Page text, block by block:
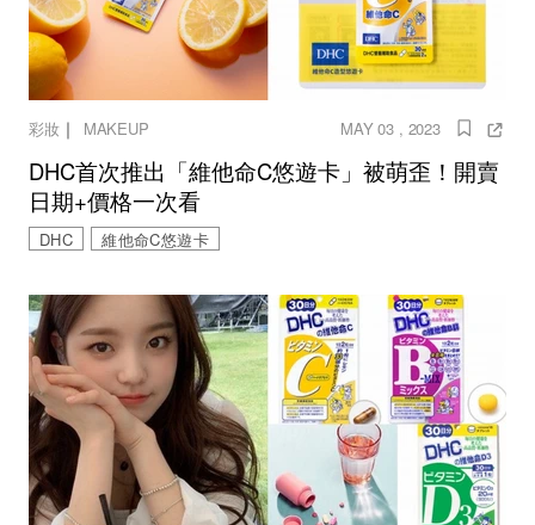
彩妝｜ MAKEUP MAY 03 , 2023
DHC首次推出「維他命C悠遊卡」被萌歪！開賣
日期+價格一次看
DHC 維他命C悠遊卡